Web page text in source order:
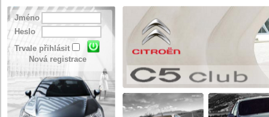
Jméno
Heslo
Trvale přihlásit
Nová registrace